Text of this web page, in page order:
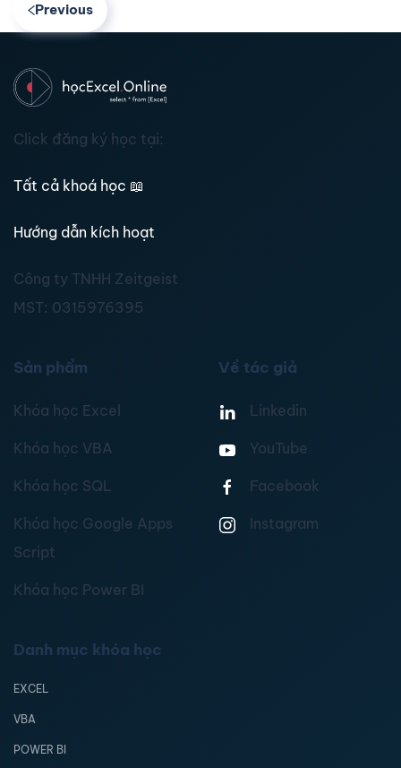
Previous
Click đăng ký học tại:
Tất cả khoá học 📖
Hướng dẫn kích hoạt
Công ty TNHH Zeitgeist
MST: 0315976395
Sản phẩm
Khóa học Excel
Khóa học VBA
Khóa học SQL
Khóa học Google Apps
Script
Khóa học Power BI
Về tác giả
Linkedin
YouTube
Facebook
Instagram
Danh mục khóa học
EXCEL
VBA
POWER BI